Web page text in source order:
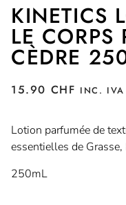
KINETICS
LE
CÈDRE
15.90 CHF INC. IVA
Lotion parfumée de
essentielles de Grasse,
250mL